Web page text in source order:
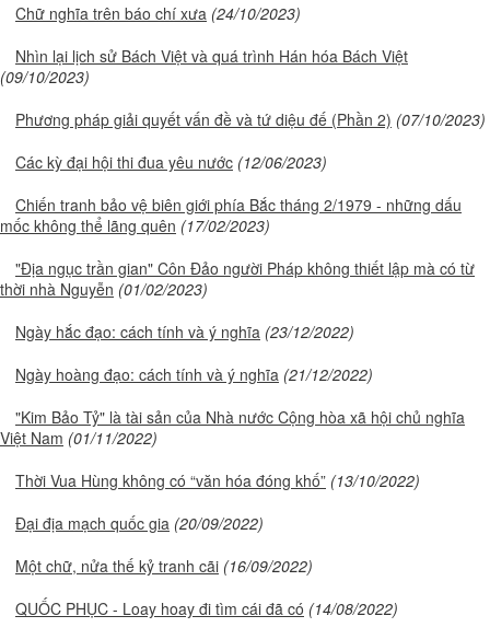
Chữ nghĩa trên báo chí xưa (24/10/2023)
Nhìn lại lịch sử Bách Việt và quá trình Hán hóa Bách Việt
(09/10/2023)
Phương pháp giải quyết vấn đề và tứ diệu đế (Phần 2) (07/10/2023)
Các kỳ đại hội thi đua yêu nước (12/06/2023)
Chiến tranh bảo vệ biên giới phía Bắc tháng 2/1979 - những dấu
mốc không thể lãng quên (17/02/2023)
"Địa ngục trần gian" Côn Đảo người Pháp không thiết lập mà có từ
thời nhà Nguyễn (01/02/2023)
Ngày hắc đạo: cách tính và ý nghĩa (23/12/2022)
Ngày hoàng đạo: cách tính và ý nghĩa (21/12/2022)
"Kim Bảo Tỷ" là tài sản của Nhà nước Cộng hòa xã hội chủ nghĩa
Việt Nam (01/11/2022)
Thời Vua Hùng không có “văn hóa đóng khố” (13/10/2022)
Đại địa mạch quốc gia (20/09/2022)
Một chữ, nửa thế kỷ tranh cãi (16/09/2022)
QUỐC PHỤC - Loay hoay đi tìm cái đã có (14/08/2022)